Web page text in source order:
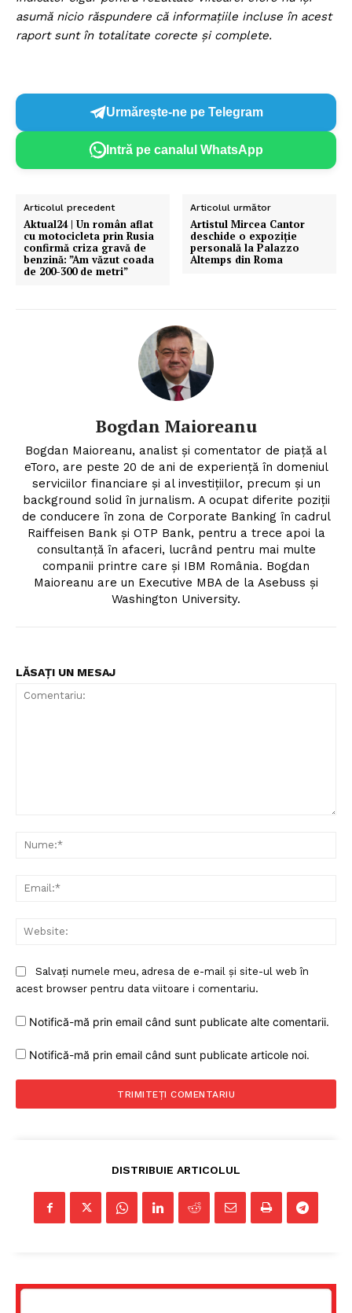
FREEDOM HOUSE ROMÂNIA
Despre noi / Echipa
Proiecte editoriale
Rețea
asumă nicio răspundere că informațiile incluse în acest
raport sunt în totalitate corecte și complete.
Urmărește-ne pe Telegram
Intră pe canalul WhatsApp
Articolul precedent
Aktual24 | Un român aflat
cu motocicleta prin Rusia
confirmă criza gravă de
benzină: ”Am văzut coada
de 200-300 de metri”
Articolul următor
Artistul Mircea Cantor
deschide o expoziţie
personală la Palazzo
Altemps din Roma
Bogdan Maioreanu
Bogdan Maioreanu, analist și comentator de piață al
eToro, are peste 20 de ani de experiență în domeniul
serviciilor financiare și al investițiilor, precum și un
background solid în jurnalism. A ocupat diferite poziții
de conducere în zona de Corporate Banking în cadrul
Raiffeisen Bank și OTP Bank, pentru a trece apoi la
consultanță în afaceri, lucrând pentru mai multe
companii printre care și IBM România. Bogdan
Maioreanu are un Executive MBA de la Asebuss și
Washington University.
LĂSAȚI UN MESAJ
Salvați numele meu, adresa de e-mail și site-ul web în
acest browser pentru data viitoare i comentariu.
Notifică-mă prin email când sunt publicate alte comentarii.
Notifică-mă prin email când sunt publicate articole noi.
DISTRIBUIE ARTICOLUL